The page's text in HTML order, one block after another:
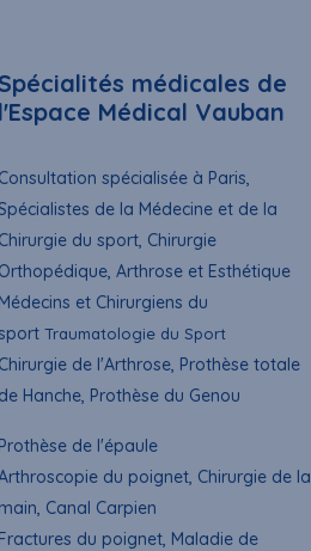
médicales de
l'Espace Médical Vauban
Consultation spécialisée à Paris,
de la Médecine et de la
Chirurgie du sport, Chirurgie
Orthopédique, Arthrose et Esthétique
Médecins et Chirurgiens du
Traumatologie du Sport
Chirurgie de l'Arthrose, Prothèse totale
de Hanche, Prothèse du Genou
Prothèse de l'épaule
du poignet, Chirurgie de la
main, Canal Carpien
Fractures du poignet, Maladie de